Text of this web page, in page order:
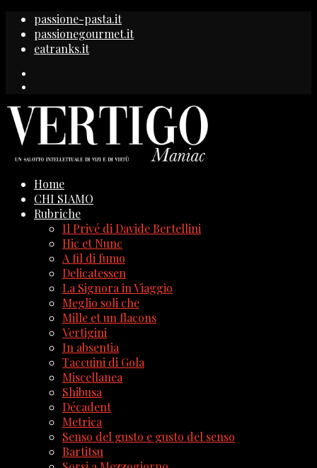
passione-pasta.it
passionegourmet.it
eatranks.it
Home
CHI SIAMO
Rubriche
Il Privé di Davide Bertellini
Hic et Nunc
A fil di fumo
Delicatessen
La Signora in Viaggio
Meglio soli che
Mille et un flacons
Vertigini
In absentia
Taccuini di Gola
Miscellanea
Shibusa
Décadent
Metrica
Senso del gusto e gusto del senso
Bartitsu